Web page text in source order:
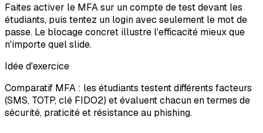
Faites activer le MFA sur un compte de test devant les
étudiants, puis tentez un login avec seulement le mot de
passe. Le blocage concret illustre l'efficacité mieux que
n'importe quel slide.
Idée d'exercice
Comparatif MFA : les étudiants testent différents facteurs
(SMS, TOTP, clé FIDO2) et évaluent chacun en termes de
sécurité, praticité et résistance au phishing.